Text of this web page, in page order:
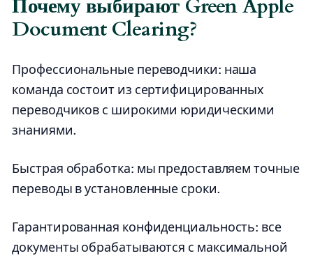
Почему выбирают Green Apple
Document Clearing?
Профессиональные переводчики: наша
команда состоит из сертифицированных
переводчиков с широкими юридическими
знаниями.
Быстрая обработка: мы предоставляем точные
переводы в установленные сроки.
Гарантированная конфиденциальность: все
документы обрабатываются с максимальной